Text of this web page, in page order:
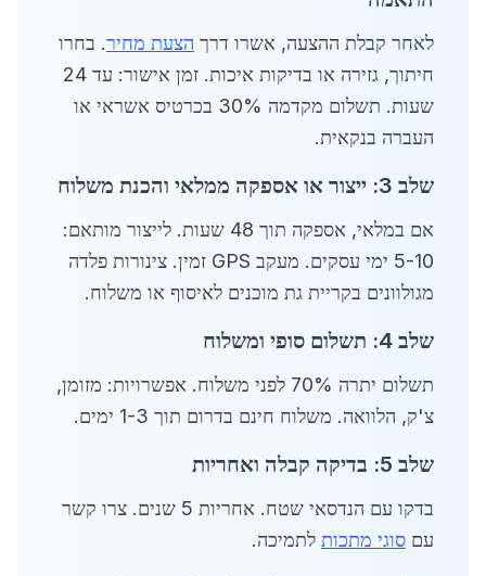
לאחר קבלת ההצעה, אשרו דרך הצעת מחיר. בחרו
חיתוך, גזירה או בדיקות איכות. זמן אישור: עד 24
שעות. תשלום מקדמה 30% בכרטיס אשראי או
העברה בנקאית.
שלב 3: ייצור או אספקה ממלאי והכנת משלוח
אם במלאי, אספקה תוך 48 שעות. לייצור מותאם:
5-10 ימי עסקים. מעקב GPS זמין. צינורות פלדה
מגולוונים בקריית גת מוכנים לאיסוף או משלוח.
שלב 4: תשלום סופי ומשלוח
תשלום יתרה 70% לפני משלוח. אפשרויות: מזומן,
צ'ק, הלוואה. משלוח חינם בדרום תוך 1-3 ימים.
שלב 5: בדיקה קבלה ואחריות
בדקו עם הנדסאי שטח. אחריות 5 שנים. צרו קשר
עם סוגי מתכות לתמיכה.